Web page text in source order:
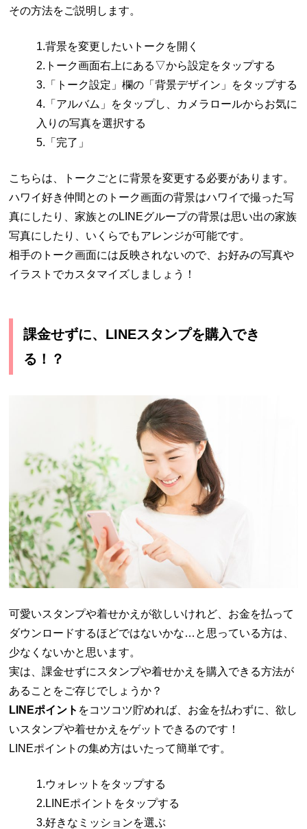
その方法をご説明します。
1.背景を変更したいトークを開く
2.トーク画面右上にある▽から設定をタップする
3.「トーク設定」欄の「背景デザイン」をタップする
4.「アルバム」をタップし、カメラロールからお気に
入りの写真を選択する
5.「完了」
こちらは、トークごとに背景を変更する必要があります。
ハワイ好き仲間とのトーク画面の背景はハワイで撮った写
真にしたり、家族とのLINEグループの背景は思い出の家族
写真にしたり、いくらでもアレンジが可能です。
相手のトーク画面には反映されないので、お好みの写真や
イラストでカスタマイズしましょう！
課金せずに、LINEスタンプを購入でき
る！？
可愛いスタンプや着せかえが欲しいけれど、お金を払って
ダウンロードするほどではないかな…と思っている方は、
少なくないかと思います。
実は、課金せずにスタンプや着せかえを購入できる方法が
あることをご存じでしょうか？
LINEポイント をコツコツ貯めれば、お金を払わずに、欲し
いスタンプや着せかえをゲットできるのです！
LINEポイントの集め方はいたって簡単です。
1.ウォレットをタップする
2.LINEポイントをタップする
3.好きなミッションを選ぶ